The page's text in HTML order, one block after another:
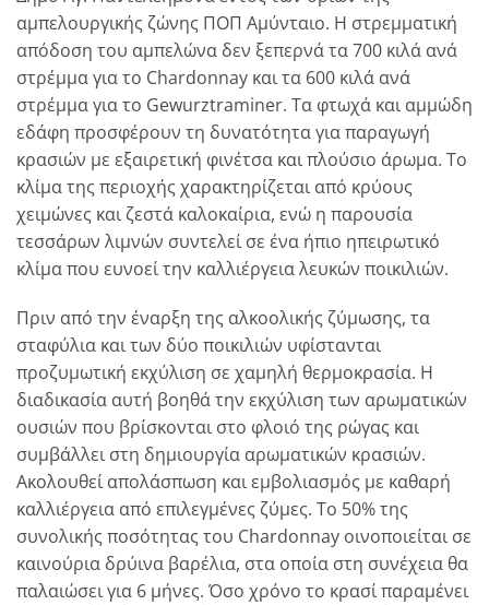
αμπελουργικής ζώνης ΠΟΠ Αμύνταιο. Η στρεμματική
απόδοση του αμπελώνα δεν ξεπερνά τα 700 κιλά ανά
στρέμμα για το Chardonnay και τα 600 κιλά ανά
στρέμμα για το Gewurztraminer. Tα φτωχά και αμμώδη
εδάφη προσφέρουν τη δυνατότητα για παραγωγή
κρασιών με εξαιρετική φινέτσα και πλούσιο άρωμα. Το
κλίμα της περιοχής χαρακτηρίζεται από κρύους
χειμώνες και ζεστά καλοκαίρια, ενώ η παρουσία
τεσσάρων λιμνών συντελεί σε ένα ήπιο ηπειρωτικό
κλίμα που ευνοεί την καλλιέργεια λευκών ποικιλιών.
Πριν από την έναρξη της αλκοολικής ζύμωσης, τα
σταφύλια και των δύο ποικιλιών υφίστανται
προζυμωτική εκχύλιση σε χαμηλή θερμοκρασία. Η
διαδικασία αυτή βοηθά την εκχύλιση των αρωματικών
ουσιών που βρίσκονται στο φλοιό της ρώγας και
συμβάλλει στη δημιουργία αρωματικών κρασιών.
Ακολουθεί απολάσπωση και εμβολιασμός με καθαρή
καλλιέργεια από επιλεγμένες ζύμες. Το 50% της
συνολικής ποσότητας του Chardonnay οινοποιείται σε
καινούρια δρύινα βαρέλια, στα οποία στη συνέχεια θα
παλαιώσει για 6 μήνες. Όσο χρόνο το κρασί παραμένει